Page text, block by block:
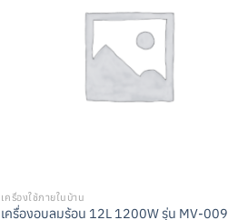
เครื่องใช้ภายในบ้าน
เครื่องอบลมร้อน 12L 1200W รุ่น MV-009